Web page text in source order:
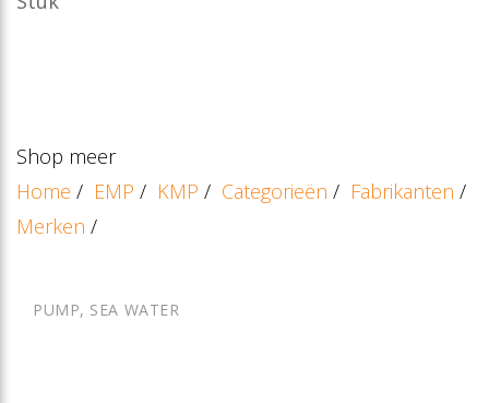
Shop meer
Home / EMP / KMP / Categorieën / Fabrikanten /
Merken /
PUMP, SEA WATER